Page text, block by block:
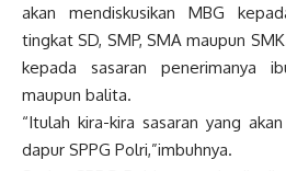
akan mendiskusikan MBG
tingkat SD, SMP, SMA maupun
kepada sasaran penerimanya
maupun balita.
“Itulah kira-kira sasaran yang
dapur SPPG Polri,”imbuhnya.